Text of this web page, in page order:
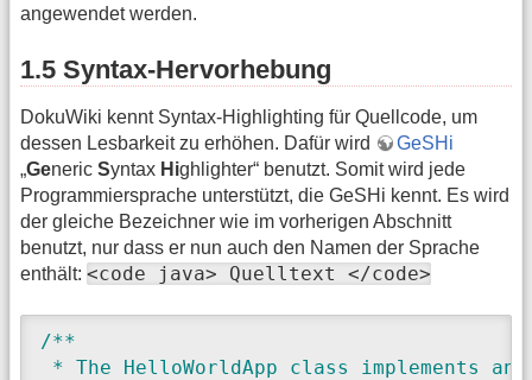
angewendet werden.
1.5 Syntax-Hervorhebung
DokuWiki kennt Syntax-Highlighting für Quellcode, um
dessen Lesbarkeit zu erhöhen. Dafür wird
GeSHi
„Generic Syntax Highlighter“ benutzt. Somit wird jede
Programmiersprache unterstützt, die GeSHi kennt. Es wird
der gleiche Bezeichner wie im vorherigen Abschnitt
benutzt, nur dass er nun auch den Namen der Sprache
enthält: <code java> Quelltext </code>
/**
* The HelloWorldApp class implements